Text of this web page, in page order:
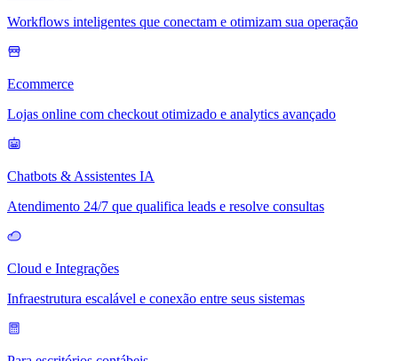
Workflows inteligentes que conectam e otimizam sua operação
Ecommerce
Lojas online com checkout otimizado e analytics avançado
Chatbots & Assistentes IA
Atendimento 24/7 que qualifica leads e resolve consultas
Cloud e Integrações
Infraestrutura escalável e conexão entre seus sistemas